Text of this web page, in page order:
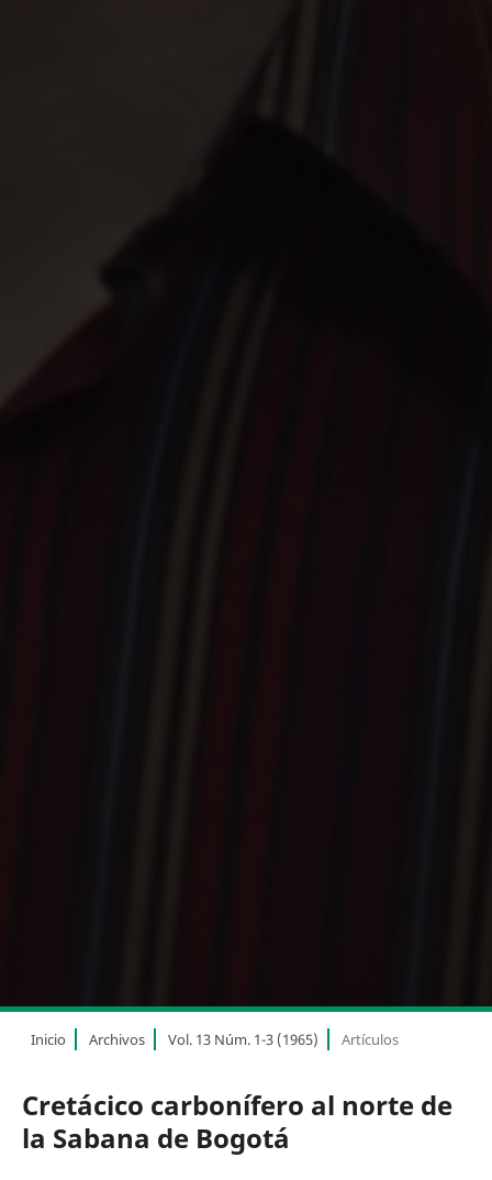
Inicio Archivos Vol. 13 Núm. 1-3 (1965) Artículos
Cretácico carbonífero al norte de
la Sabana de Bogotá